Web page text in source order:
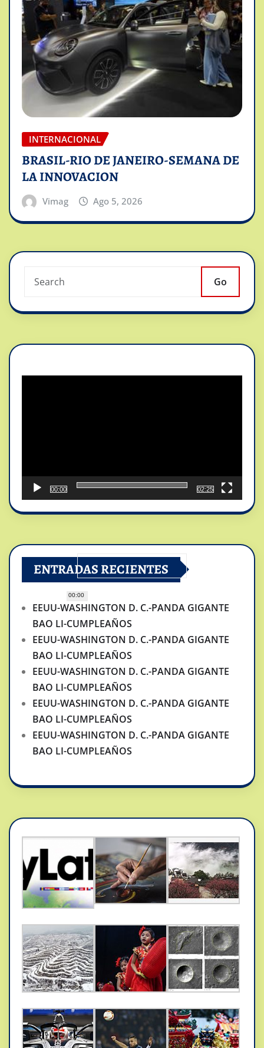
INTERNACIONAL
BRASIL-RIO DE JANEIRO-SEMANA DE
LA INNOVACION
Vimag Ago 5, 2026
Go
00:00
00:00
02:25
ENTRADAS RECIENTES
EEUU-WASHINGTON D. C.-PANDA GIGANTE
BAO LI-CUMPLEAÑOS
EEUU-WASHINGTON D. C.-PANDA GIGANTE
BAO LI-CUMPLEAÑOS
EEUU-WASHINGTON D. C.-PANDA GIGANTE
BAO LI-CUMPLEAÑOS
EEUU-WASHINGTON D. C.-PANDA GIGANTE
BAO LI-CUMPLEAÑOS
EEUU-WASHINGTON D. C.-PANDA GIGANTE
BAO LI-CUMPLEAÑOS